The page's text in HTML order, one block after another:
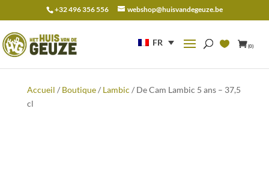
+32 496 356 556 webshop@huisvandegeuze.be
FR (0)
pour :
Accueil / Boutique/ Lambic / De Cam Lambic 5 ans – 37,5
cl